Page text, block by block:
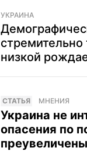
УКРАИНА
стремительно
низкой
CТАТЬЯ МНЕНИЯ
Украина не
опасения по
преувеличены